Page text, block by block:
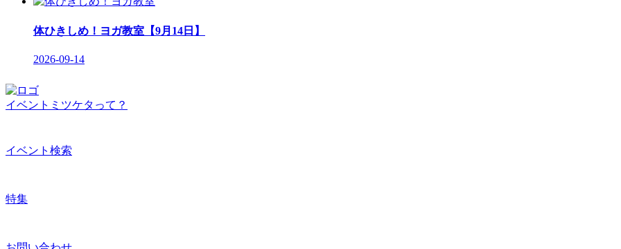
体ひきしめ！ヨガ教室【9月14日】
2026-09-14
イベントミツケタって？
イベント検索
特集